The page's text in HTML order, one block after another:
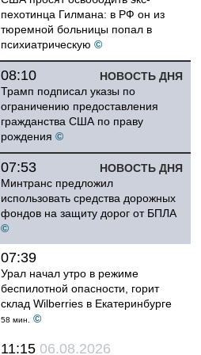
пехотинца Гилмана: в РФ он из
тюремной больницы попал в
психиатрическую ©
НОВОСТЬ ДНЯ
08:10
Трамп подписал указы по
ограничению предоставления
гражданства США по праву
рождения ©
НОВОСТЬ ДНЯ
07:53
Минтранс предложил
использовать средства дорожных
фондов на защиту дорог от БПЛА
©
07:39
Урал начал утро в режиме
беспилотной опасности, горит
склад Wilberries в Екатеринбурге
58 мин. ©
11:15 06.08.2026